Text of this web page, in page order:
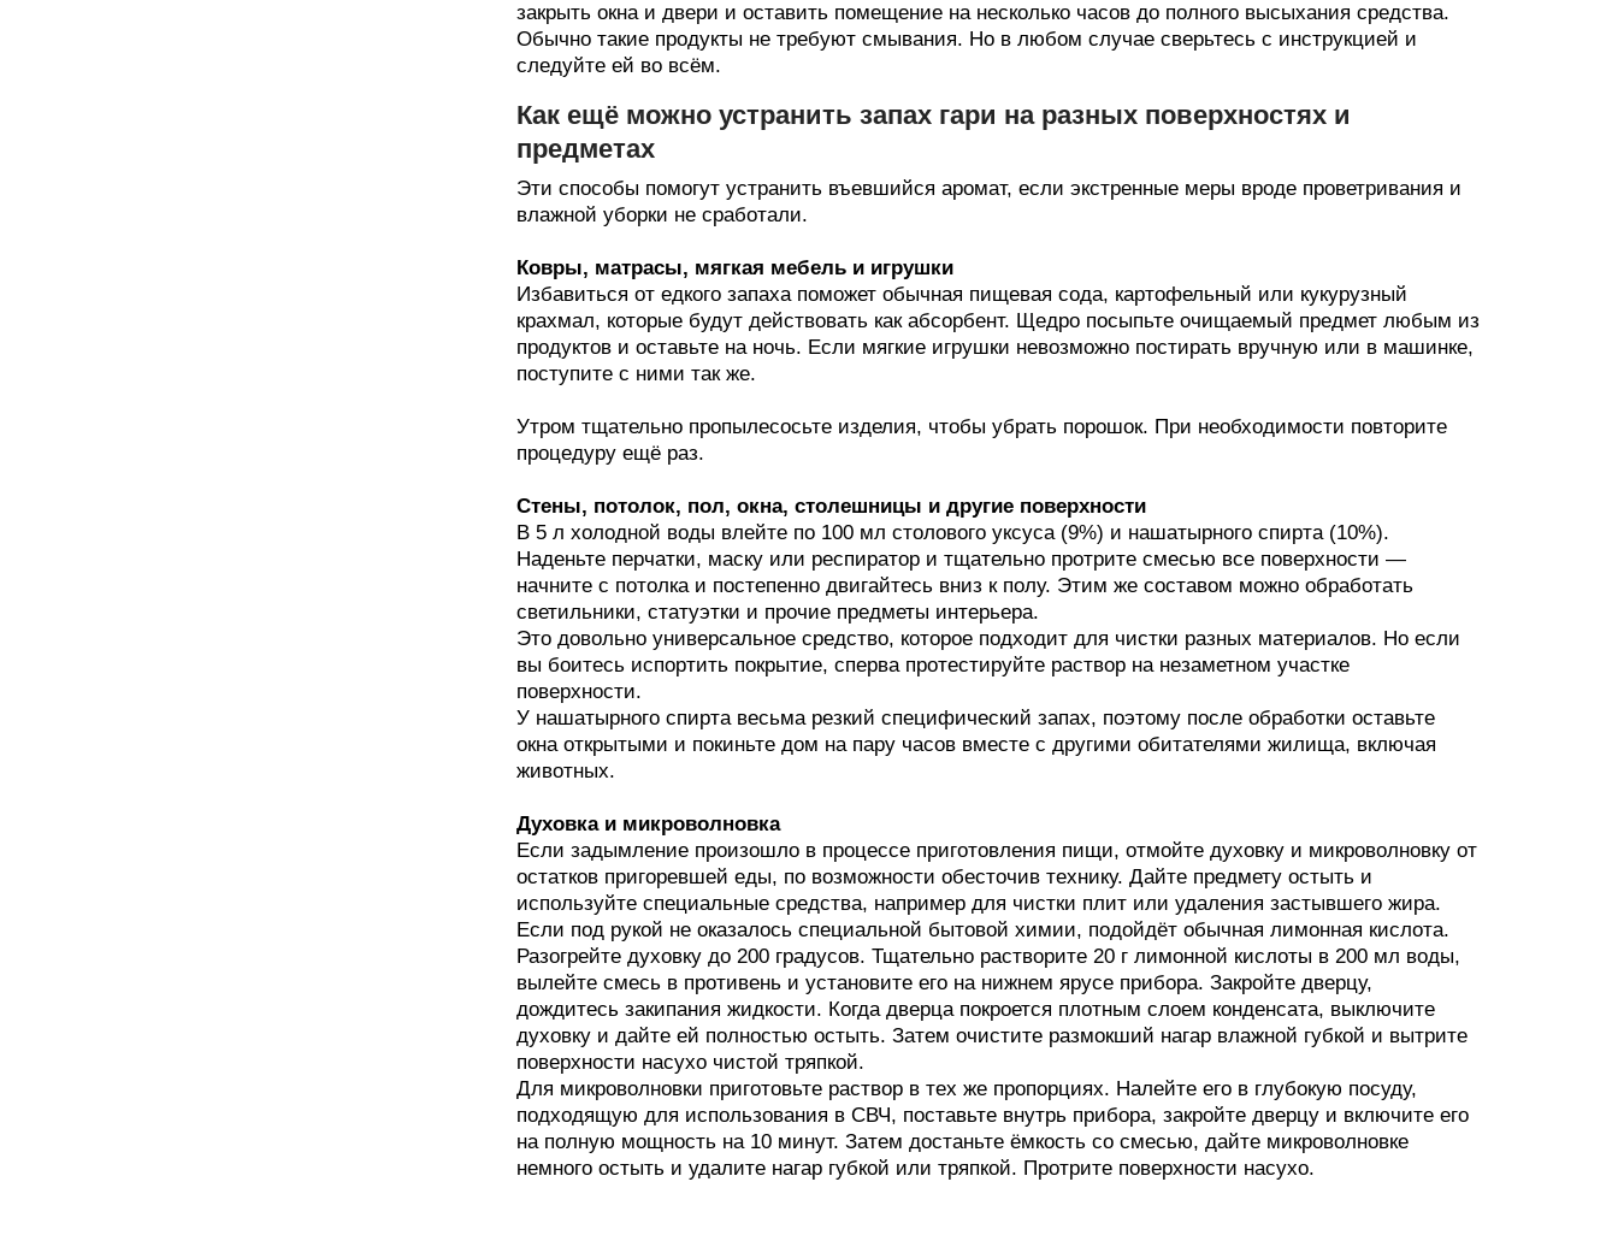
закрыть окна и двери и оставить помещение на несколько часов до полного высыхания средства.
Обычно такие продукты не требуют смывания. Но в любом случае сверьтесь с инструкцией и
следуйте ей во всём.
Как ещё можно устранить запах гари на разных поверхностях и
предметах
Эти способы помогут устранить въевшийся аромат, если экстренные меры вроде проветривания и
влажной уборки не сработали.
Ковры, матрасы, мягкая мебель и игрушки
Избавиться от едкого запаха поможет обычная пищевая сода, картофельный или кукурузный
крахмал, которые будут действовать как абсорбент. Щедро посыпьте очищаемый предмет любым из
продуктов и оставьте на ночь. Если мягкие игрушки невозможно постирать вручную или в машинке,
поступите с ними так же.
Утром тщательно пропылесосьте изделия, чтобы убрать порошок. При необходимости повторите
процедуру ещё раз.
Стены, потолок, пол, окна, столешницы и другие поверхности
В 5 л холодной воды влейте по 100 мл столового уксуса (9%) и нашатырного спирта (10%).
Наденьте перчатки, маску или респиратор и тщательно протрите смесью все поверхности —
начните с потолка и постепенно двигайтесь вниз к полу. Этим же составом можно обработать
светильники, статуэтки и прочие предметы интерьера.
Это довольно универсальное средство, которое подходит для чистки разных материалов. Но если
вы боитесь испортить покрытие, сперва протестируйте раствор на незаметном участке
поверхности.
У нашатырного спирта весьма резкий специфический запах, поэтому после обработки оставьте
окна открытыми и покиньте дом на пару часов вместе с другими обитателями жилища, включая
животных.
Духовка и микроволновка
Если задымление произошло в процессе приготовления пищи, отмойте духовку и микроволновку от
остатков пригоревшей еды, по возможности обесточив технику. Дайте предмету остыть и
используйте специальные средства, например для чистки плит или удаления застывшего жира.
Если под рукой не оказалось специальной бытовой химии, подойдёт обычная лимонная кислота.
Разогрейте духовку до 200 градусов. Тщательно растворите 20 г лимонной кислоты в 200 мл воды,
вылейте смесь в противень и установите его на нижнем ярусе прибора. Закройте дверцу,
дождитесь закипания жидкости. Когда дверца покроется плотным слоем конденсата, выключите
духовку и дайте ей полностью остыть. Затем очистите размокший нагар влажной губкой и вытрите
поверхности насухо чистой тряпкой.
Для микроволновки приготовьте раствор в тех же пропорциях. Налейте его в глубокую посуду,
подходящую для использования в СВЧ, поставьте внутрь прибора, закройте дверцу и включите его
на полную мощность на 10 минут. Затем достаньте ёмкость со смесью, дайте микроволновке
немного остыть и удалите нагар губкой или тряпкой. Протрите поверхности насухо.